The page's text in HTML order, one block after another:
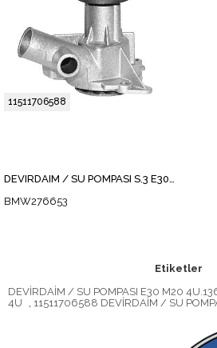
DEVIRDAIM / SU POMPASI S.3 E30 81-94 3.18
BMW276653
11511706588
Etiketler
DEVİRDAİM / SU POMPASI E30 M20
4U
, 11511706588 DEVİRDAİM / SU